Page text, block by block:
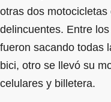
otras dos
delincuentes. Entre
fueron sacando todas
bici, otro se llevó su
celulares y billetera.